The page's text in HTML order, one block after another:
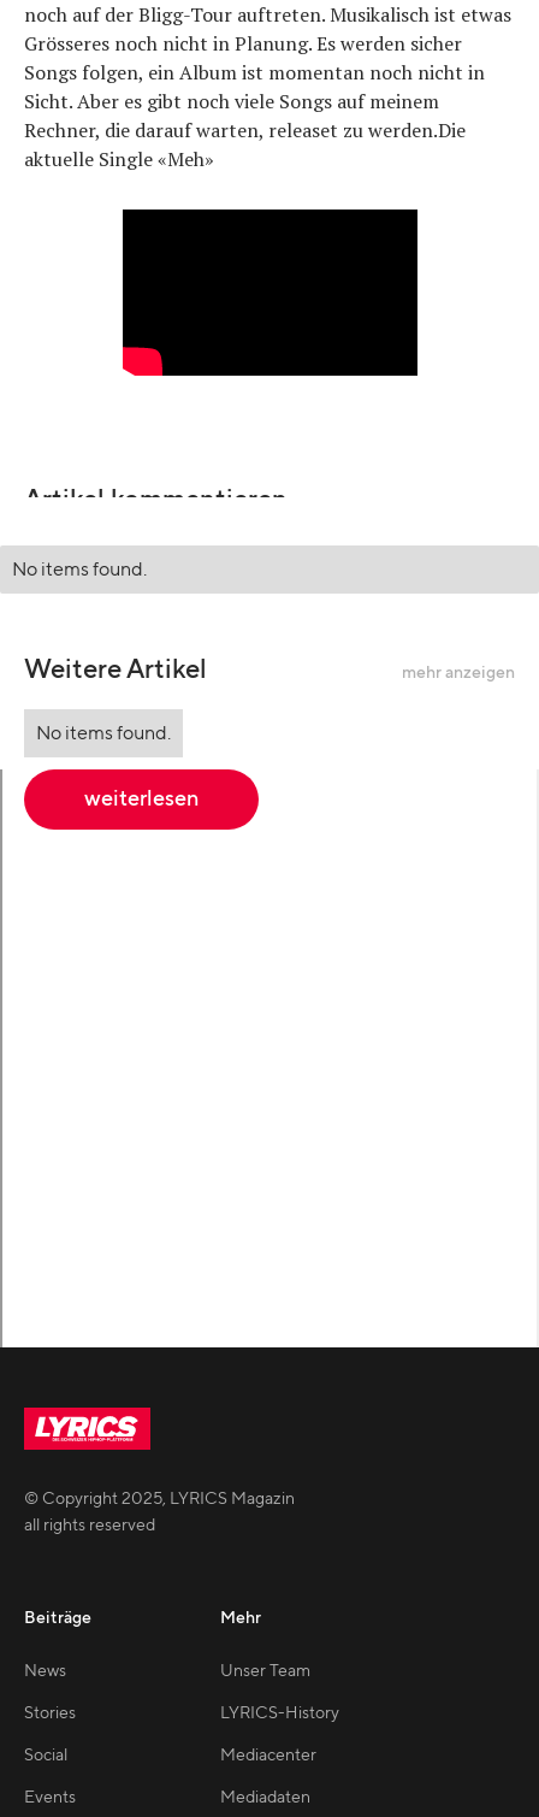
noch auf der Bligg-Tour auftreten. Musikalisch ist etwas
Grösseres noch nicht in Planung. Es werden sicher
Songs folgen, ein Album ist momentan noch nicht in
Sicht. Aber es gibt noch viele Songs auf meinem
Rechner, die darauf warten, releaset zu werden.Die
aktuelle Single «Meh»
Artikel kommentieren
No items found.
Weitere Artikel mehr anzeigen
No items found.
weiterlesen
© Copyright2025, LYRICS Magazin
all rights reserved
Beiträge
News
Stories
Social
Events
Mehr
Unser Team
LYRICS-History
Mediacenter
Mediadaten